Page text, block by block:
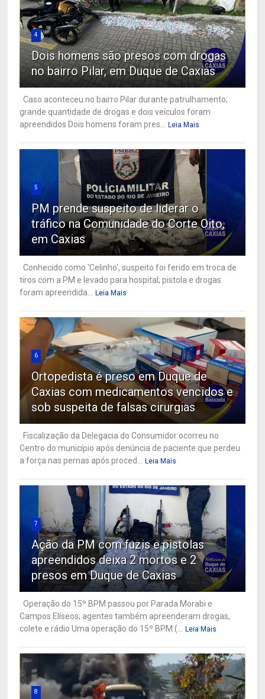
4
Dois homens são presos com drogas
no bairro Pilar, em Duque de Caxias
Caso aconteceu no bairro Pilar durante patrulhamento;
grande quantidade de drogas e dois veículos foram
apreendidos Dois homens foram pres...
Leia Mais
5
PM prende suspeito de liderar o
tráfico na Comunidade do Corte Oito,
em Caxias
Conhecido como 'Celinho', suspeito foi ferido em troca de
tiros com a PM e levado para hospital; pistola e drogas
foram apreendida...
Leia Mais
6
Ortopedista é preso em Duque de
Caxias com medicamentos vencidos e
sob suspeita de falsas cirurgias
Fiscalização da Delegacia do Consumidor ocorreu no
Centro do município após denúncia de paciente que perdeu
a força nas pernas após proced...
Leia Mais
7
Ação da PM com fuzis e pistolas
apreendidos deixa 2 mortos e 2
presos em Duque de Caxias
Operação do 15º BPM passou por Parada Morabi e
Campos Elíseos; agentes também apreenderam drogas,
colete e rádio Uma operação do 15º BPM (...
Leia Mais
8